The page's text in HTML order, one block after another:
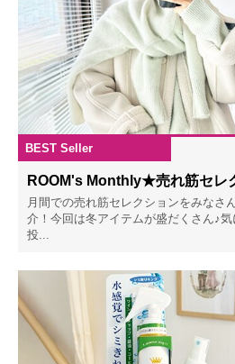
BEST Seller
ROOM's Monthly★売れ筋セレ
月間での売れ筋セレクションをみなさ
介！今回は冬アイテムが盛だくさん♪
投...